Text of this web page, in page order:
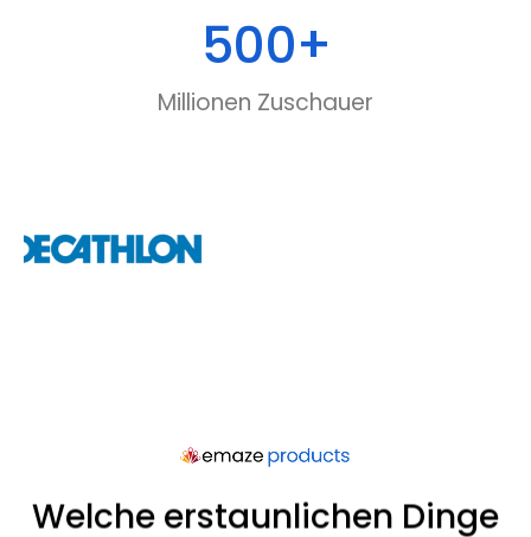
Millionen Zuschauer
500+
Welche erstaunlichen Dinge